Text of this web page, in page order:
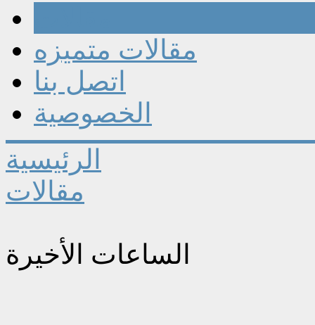
مقالات متميزه
اتصل بنا
الخصوصية
الرئيسية
مقالات
الساعات الأخيرة